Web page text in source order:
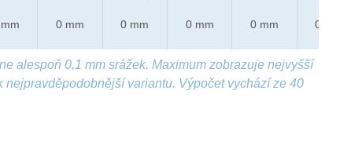
0 mm 0 mm 0 mm 0 mm 0 mm
alespoň 0,1 mm srážek. Maximum zobrazuje nejvyšší
nejpravděpodobnější variantu. Výpočet vychází ze 40